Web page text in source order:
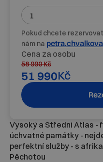
Vysoký a Střední Atlas -
úchvatné památky -
perfektní služby - s
Pěchotou
Pokud chcete
nám na
Cena za osobu
58 990Kč
51 990Kč